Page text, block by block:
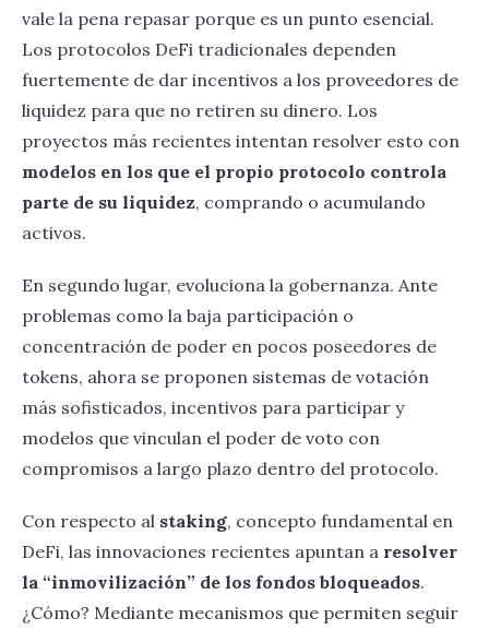
vale la pena repasar porque es un punto esencial.
Los protocolos DeFi tradicionales dependen
fuertemente de dar incentivos a los proveedores de
liquidez para que no retiren su dinero. Los
proyectos más recientes intentan resolver esto con
modelos en los que el propio protocolo controla
parte de su liquidez, comprando o acumulando
activos.
En segundo lugar, evoluciona la gobernanza. Ante
problemas como la baja participación o
concentración de poder en pocos poseedores de
tokens, ahora se proponen sistemas de votación
más sofisticados, incentivos para participar y
modelos que vinculan el poder de voto con
compromisos a largo plazo dentro del protocolo.
Con respecto al staking, concepto fundamental en
DeFi, las innovaciones recientes apuntan a resolver
la “inmovilización” de los fondos bloqueados.
¿Cómo? Mediante mecanismos que permiten seguir